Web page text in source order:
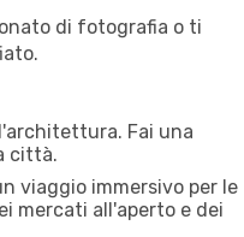
di fotografia o ti
Fai una
città.
viaggio immersivo per le
mercati all'aperto e dei